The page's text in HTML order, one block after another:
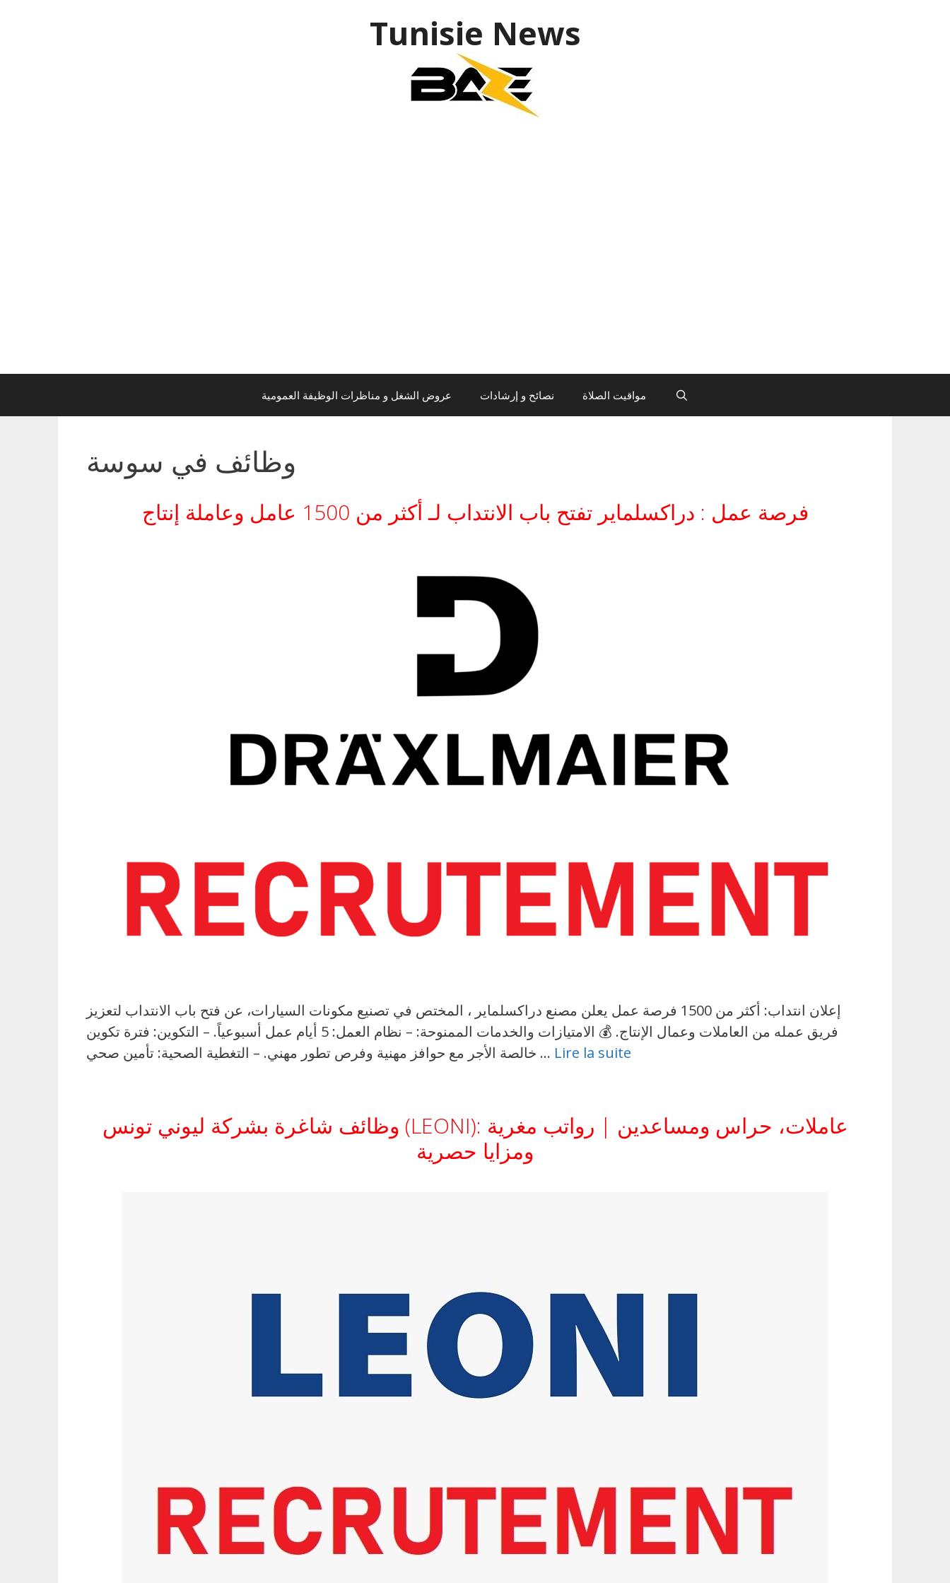
Tunisie News
عروض الشغل و مناظرات الوظيفة العمومية نصائح و إرشادات مواقيت الصلاة
وظائف في سوسة
فرصة عمل : دراكسلماير تفتح باب الانتداب لـ أكثر من 1500 عامل وعاملة إنتاج
إعلان انتداب: أكثر من 1500 فرصة عمل يعلن مصنع دراكسلماير ، المختص في تصنيع مكونات السيارات، عن فتح باب الانتداب لتعزيز
فريق عمله من العاملات وعمال الإنتاج. 💰 الامتيازات والخدمات الممنوحة: – نظام العمل: 5 أيام عمل أسبوعياً. – التكوين: فترة تكوين
خالصة الأجر مع حوافز مهنية وفرص تطور مهني. – التغطية الصحية: تأمين صحي … Lire la suite
وظائف شاغرة بشركة ليوني تونس (LEONI): عاملات، حراس ومساعدين | رواتب مغرية
ومزايا حصرية